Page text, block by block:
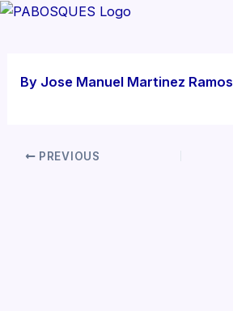
Skip
By Jose Manuel Martinez Ramos
PREVIOUS